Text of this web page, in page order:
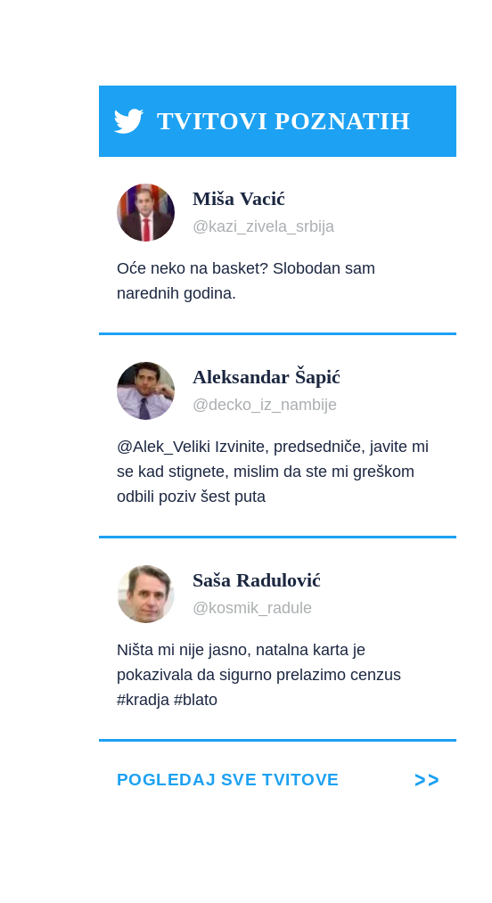
TVITOVI POZNATIH
Miša Vacić
@kazi_zivela_srbija
Oće neko na basket? Slobodan sam
narednih godina.
Aleksandar Šapić
@decko_iz_nambije
@Alek_Veliki Izvinite, predsedniče, javite mi
se kad stignete, mislim da ste mi greškom
odbili poziv šest puta
Saša Radulović
@kosmik_radule
Ništa mi nije jasno, natalna karta je
pokazivala da sigurno prelazimo cenzus
#kradja #blato
POGLEDAJ SVE TVITOVE